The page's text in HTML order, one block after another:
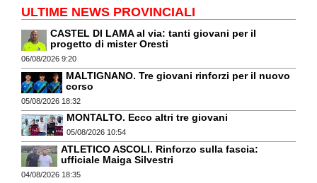
ULTIME NEWS PROVINCIALI
CASTEL DI LAMA al via: tanti giovani per il
progetto di mister Oresti
06/08/2026 9:20
MALTIGNANO. Tre giovani rinforzi per il nuovo
corso
05/08/2026 18:32
MONTALTO. Ecco altri tre giovani
05/08/2026 10:54
ATLETICO ASCOLI. Rinforzo sulla fascia:
ufficiale Maiga Silvestri
04/08/2026 18:35